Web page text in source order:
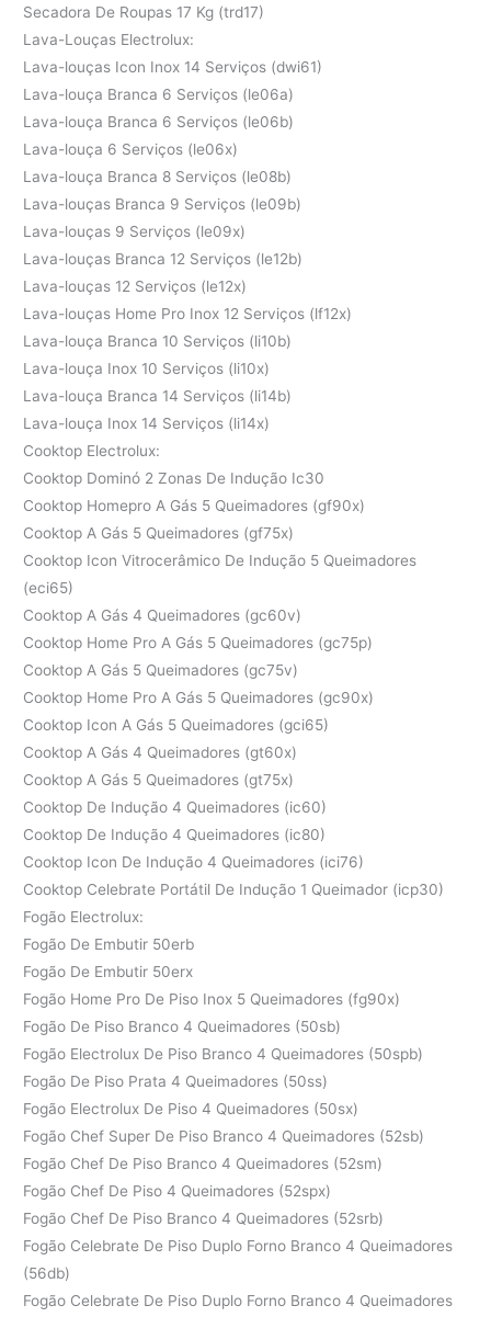
Secadora De Roupas 17 Kg (trd17)
Lava-Louças Electrolux:
Lava-louças Icon Inox 14 Serviços (dwi61)
Lava-louça Branca 6 Serviços (le06a)
Lava-louça Branca 6 Serviços (le06b)
Lava-louça 6 Serviços (le06x)
Lava-louça Branca 8 Serviços (le08b)
Lava-louças Branca 9 Serviços (le09b)
Lava-louças 9 Serviços (le09x)
Lava-louças Branca 12 Serviços (le12b)
Lava-louças 12 Serviços (le12x)
Lava-louças Home Pro Inox 12 Serviços (lf12x)
Lava-louça Branca 10 Serviços (li10b)
Lava-louça Inox 10 Serviços (li10x)
Lava-louça Branca 14 Serviços (li14b)
Lava-louça Inox 14 Serviços (li14x)
Cooktop Electrolux:
Cooktop Dominó 2 Zonas De Indução Ic30
Cooktop Homepro A Gás 5 Queimadores (gf90x)
Cooktop A Gás 5 Queimadores (gf75x)
Cooktop Icon Vitrocerâmico De Indução 5 Queimadores
(eci65)
Cooktop A Gás 4 Queimadores (gc60v)
Cooktop Home Pro A Gás 5 Queimadores (gc75p)
Cooktop A Gás 5 Queimadores (gc75v)
Cooktop Home Pro A Gás 5 Queimadores (gc90x)
Cooktop Icon A Gás 5 Queimadores (gci65)
Cooktop A Gás 4 Queimadores (gt60x)
Cooktop A Gás 5 Queimadores (gt75x)
Cooktop De Indução 4 Queimadores (ic60)
Cooktop De Indução 4 Queimadores (ic80)
Cooktop Icon De Indução 4 Queimadores (ici76)
Cooktop Celebrate Portátil De Indução 1 Queimador (icp30)
Fogão Electrolux:
Fogão De Embutir 50erb
Fogão De Embutir 50erx
Fogão Home Pro De Piso Inox 5 Queimadores (fg90x)
Fogão De Piso Branco 4 Queimadores (50sb)
Fogão Electrolux De Piso Branco 4 Queimadores (50spb)
Fogão De Piso Prata 4 Queimadores (50ss)
Fogão Electrolux De Piso 4 Queimadores (50sx)
Fogão Chef Super De Piso Branco 4 Queimadores (52sb)
Fogão Chef De Piso Branco 4 Queimadores (52sm)
Fogão Chef De Piso 4 Queimadores (52spx)
Fogão Chef De Piso Branco 4 Queimadores (52srb)
Fogão Celebrate De Piso Duplo Forno Branco 4 Queimadores
(56db)
Fogão Celebrate De Piso Duplo Forno Branco 4 Queimadores